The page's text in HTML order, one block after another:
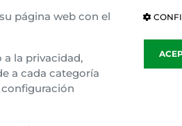
página web con el
a la privacidad,
a cada categoría